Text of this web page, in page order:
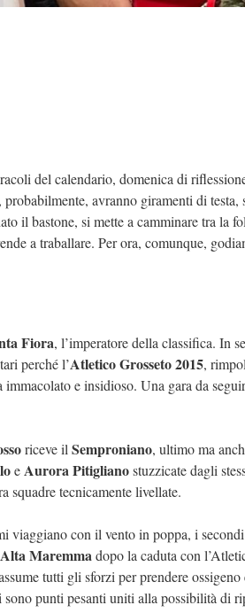
del calendario, domenica di
avranno giramenti di testa,
il bastone, si mette a camminare tra la
a traballare. Per ora, comunque,
Fiora, l’imperatore della classifica. In
perché l’Atletico Grosseto 2015,
e insidioso. Una gara da
riceve il Semproniano, ultimo ma
eAurora Pitiglianostuzzicate dagli
squadre tecnicamente livellate.
viaggiano con il vento in poppa, i
Alta Maremmadopo la caduta con
tutti gli sforzi per prendere ossigeno
sono punti pesanti uniti alla possibilità di